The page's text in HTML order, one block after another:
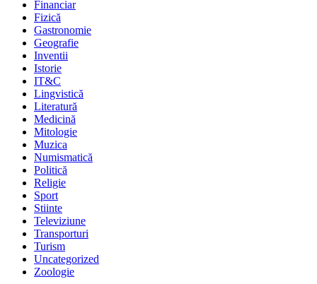
Financiar
Fizică
Gastronomie
Geografie
Inventii
Istorie
IT&C
Lingvistică
Literatură
Medicină
Mitologie
Muzica
Numismatică
Politică
Religie
Sport
Stiinte
Televiziune
Transporturi
Turism
Uncategorized
Zoologie